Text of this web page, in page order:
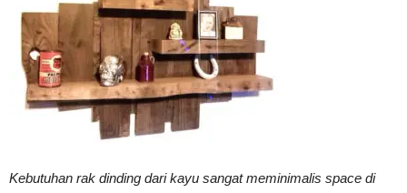
Kertas,
Vinyl
Kebutuhan rak dinding dari kayu sangat meminimalis space di